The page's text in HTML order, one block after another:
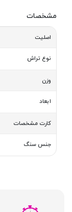
مشخصات
اصلیت
نوع تراش
وزن
ابعاد
کارت مشخصات
جنس سنگ